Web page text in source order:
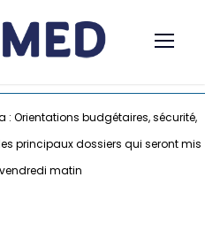
: Orientations budgétaires, sécurité,
principaux dossiers qui seront mis
matin